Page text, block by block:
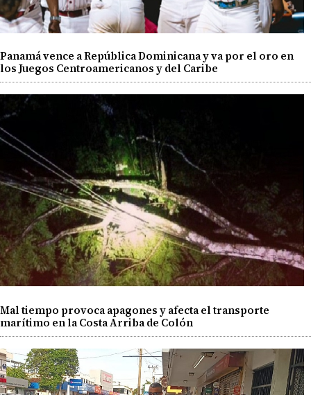
Panamá vence a República Dominicana y va por el oro en
los Juegos Centroamericanos y del Caribe
Mal tiempo provoca apagones y afecta el transporte
marítimo en la Costa Arriba de Colón